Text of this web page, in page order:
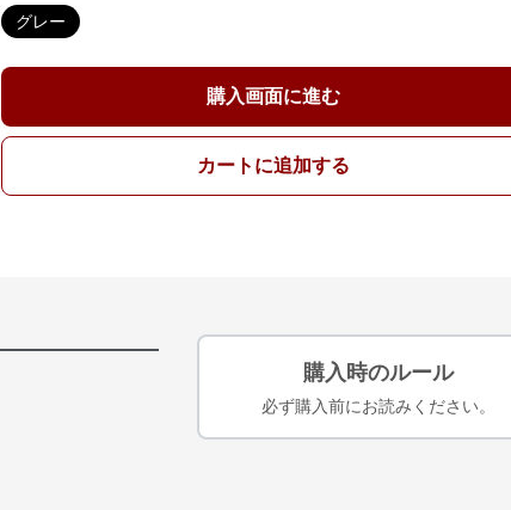
グレー
購入画面に進む
カートに追加する
購入時のルール
必ず購入前にお読みください。